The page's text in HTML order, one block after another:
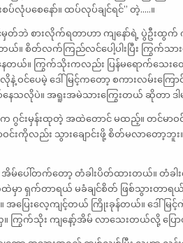
းစပ်လုံပစေနော်။ ထပ်လုပ်ချင်ရင်” တဲ့…..။
င်မှတ်ဘဲ စားလိုက်ရတာဟာ ကျနော်ရဲ့ ပွဲဦးထွ
။ စိတ်လက်ကြည်လင်ပေါ့ပါးပြီး ကြွက်သား
တယ်။ ကြွက်သိုးကလည်း ပြန်မရောက်သေးတေ
ဝင်ပေမဲ့ ဒေါ်မြင့်ကတော့ စကားလမ်းက
နေသလိုပဲ။ အရူးအမဲသားကြွေးတယ် ဆိုတာ ဒါမျို
က ဂွင်းမှန်းထုတဲ့ အထဲတောင် မထည့်။ တင်မ
င်းကိုလည်း သွားချောင်းဖို့ စိတ်မလာတော့ဘူ
မ်ပေါ်တက်တော့ တံခါးပိတ်ထားတယ်။ တံခါး
ာ ရှက်တာရယ် မခံချင်စိတ် ဖြစ်သွားတာရယ်က
ပြေးလေ့ကျင့်တယ် ကြိုးခုန်တယ်။ ဒေါ်မ
ြွက်သိုး ကျနော့်အိမ် လာသေးတယ်လို့ ပြောတ